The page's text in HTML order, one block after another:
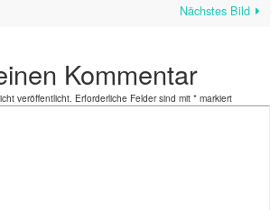
Nächstes Bild
Kommentar
veröffentlicht. Erforderliche Felder sind mit * markiert